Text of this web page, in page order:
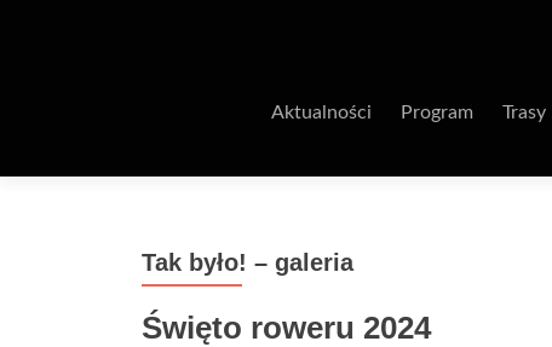
Aktualności Program Trasy
Tak było! – galeria
Święto roweru 2024